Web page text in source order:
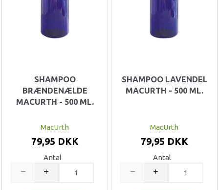
SHAMPOO
BRÆNDENÆLDE
MACURTH - 500 ML.
MacUrth
79,95 DKK
Antal
SHAMPOO LAVENDEL
MACURTH - 500 ML.
MacUrth
79,95 DKK
Antal